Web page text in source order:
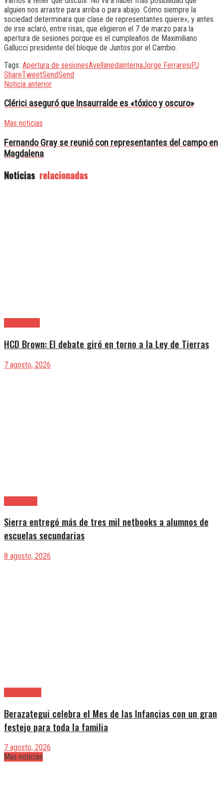
alguien nos arrastre para arriba o para abajo. Cómo siempre la
sociedad determinara que clase de representantes quiere», y antes
de irse aclaró, entre risas, que eligieron el 7 de marzo para la
apertura de sesiones porque es el cumpleaños de Maximiliano
Gallucci presidente del bloque de Juntos por el Cambio.
Tags: Apertura de sesionesAvellanedainternaJorge FerraresiPJ
ShareTweetSendSend
Noticia anterior
Clérici aseguró que Insaurralde es «tóxico y oscuro»
Mas noticias
Fernando Gray se reunió con representantes del campo en
Magdalena
Noticias relacionadas
HCD Brown: El debate giró en torno a la Ley de Tierras
7 agosto, 2026
Sierra entregó más de tres mil netbooks a alumnos de
escuelas secundarias
8 agosto, 2026
Berazategui celebra el Mes de las Infancias con un gran
festejo para toda la familia
7 agosto, 2026
Mas noticias